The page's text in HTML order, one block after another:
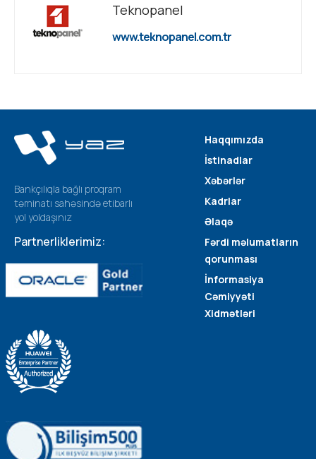
Teknopanel
www.teknopanel.com.tr
Bankçılıqla bağlı proqram
təminatı sahəsində etibarlı
yol yoldaşınız
Partnerliklerimiz:
Haqqımızda
İstinadlar
Xəbərlər
Kadrlar
Əlaqə
Fərdi məlumatların
qorunması
İnformasiya
Cəmiyyəti
Xidmətləri